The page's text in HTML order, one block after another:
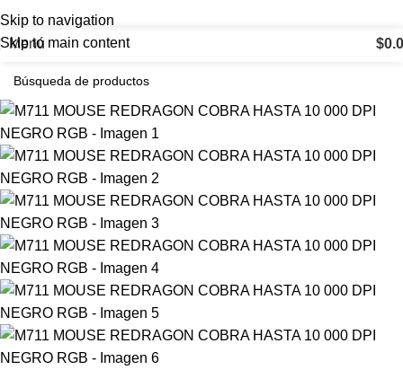
Skip to navigation
Skip to main content
Menú $